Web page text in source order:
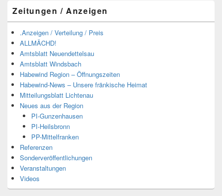
Zeitungen / Anzeigen
.Anzeigen / Verteilung / Preis
ALLMÄCHD!
Amtsblatt Neuendettelsau
Amtsblatt Windsbach
Habewind Region – Öffnungszeiten
Habewind-News – Unsere fränkische Heimat
Mitteilungsblatt Lichtenau
Neues aus der Region
PI-Gunzenhausen
PI-Heilsbronn
PP-Mittelfranken
Referenzen
Sonderveröffentlichungen
Veranstaltungen
Videos